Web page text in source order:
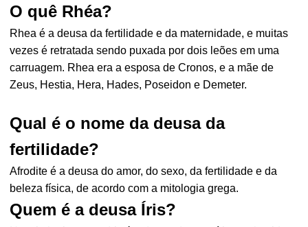
O quê Rhéa?
Rhea é a deusa da fertilidade e da maternidade, e muitas
vezes é retratada sendo puxada por dois leões em uma
carruagem. Rhea era a esposa de Cronos, e a mãe de
Zeus, Hestia, Hera, Hades, Poseidon e Demeter.
Qual é o nome da deusa da
fertilidade?
Afrodite é a deusa do amor, do sexo, da fertilidade e da
beleza física, de acordo com a mitologia grega.
Quem é a deusa Íris?